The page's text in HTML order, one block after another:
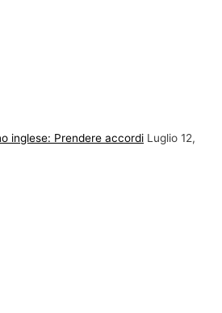
inglese: Prendere accordi Luglio 12,